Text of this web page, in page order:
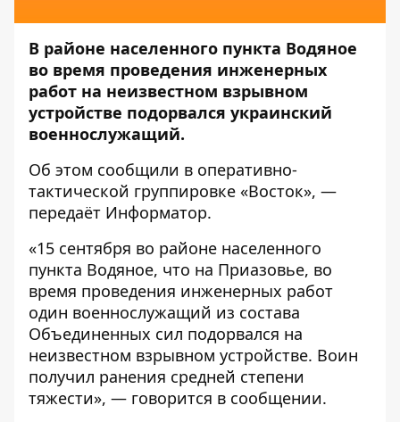
В районе населенного пункта Водяное
во время проведения инженерных
работ на неизвестном взрывном
устройстве подорвался украинский
военнослужащий.
Об этом сообщили в оперативно-
тактической группировке «Восток», —
передаёт Информатор.
«15 сентября во районе населенного
пункта Водяное, что на Приазовье, во
время проведения инженерных работ
один военнослужащий из состава
Объединенных сил подорвался на
неизвестном взрывном устройстве. Воин
получил ранения средней степени
тяжести», — говорится в сообщении.